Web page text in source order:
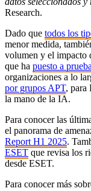
Research.
Dado que todos los
menor medida,
volumen y el impacto
que ha puesto a
organizaciones a lo
por grupos APT, para
la mano de la IA.
Para conocer las
el panorama de
Report H1 2025.
ESET que revisa los
desde ESET.
Para conocer más